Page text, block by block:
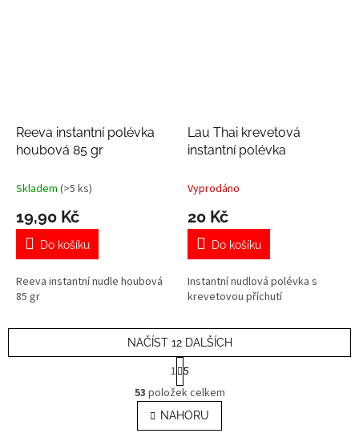
Reeva instantní polévka
houbová 85 gr
Skladem (>5 ks)
19,90 Kč
Do košíku
Reeva instantní nudle houbová
85 gr
Lau Thai krevetová
instantní polévka
Vyprodáno
20 Kč
Do košíku
Instantní nudlová polévka s
krevetovou příchutí
O
v
l
á
NAČÍST 12 DALŠÍCH
t
r
á
n
k
1 5
53 položek celkem
NAHORU